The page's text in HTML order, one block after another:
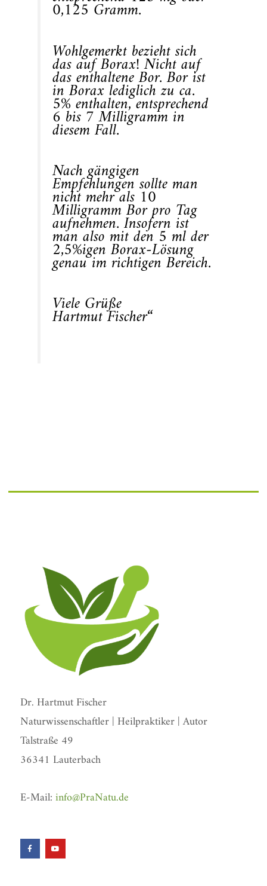
0,125 Gramm.
Wohlgemerkt bezieht sich
das auf Borax! Nicht auf
das enthaltene Bor. Bor ist
in Borax lediglich zu ca.
5% enthalten, entsprechend
6 bis 7 Milligramm in
diesem Fall.
Nach gängigen
Empfehlungen sollte man
nicht mehr als 10
Milligramm Bor pro Tag
aufnehmen. Insofern ist
man also mit den 5 ml der
2,5%igen Borax-Lösung
genau im richtigen Bereich.
Viele Grüße
Hartmut Fischer“
Dr. Hartmut Fischer
Naturwissenschaftler | Heilpraktiker | Autor
Talstraße 49
36341 Lauterbach
E-Mail:info@PraNatu.de
F
a
Y
o